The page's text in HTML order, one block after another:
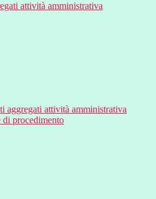
attività amministrativa
aggregati attività amministrativa
procedimento